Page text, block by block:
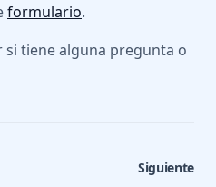
formulario.
si tiene alguna pregunta o
Siguiente